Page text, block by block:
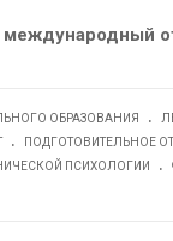
международный
ОБРАЗОВАНИЯ .
. ПОДГОТОВИТЕЛЬНОЕ
ПСИХОЛОГИИ .